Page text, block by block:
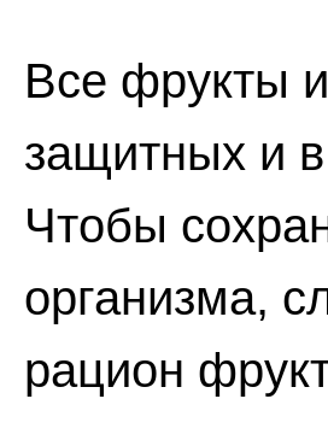
Все фрукты
защитных и
Чтобы
организма,
рацион